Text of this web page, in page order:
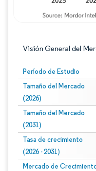
Visión General del
Período de Estudio
Tamaño del Mercado
(2026)
Tamaño del Mercado
(2031)
Tasa de crecimiento
(2026 - 2031)
Mercado de